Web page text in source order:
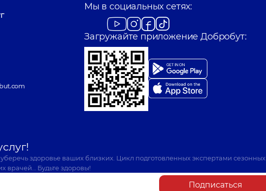
Мы в социальных сетях:
Загружайте приложение Добробут:
здоровье ваших близких. Цикл подготовленных экспертами сезонных
врачей… Будьте здоровы!
Подписаться